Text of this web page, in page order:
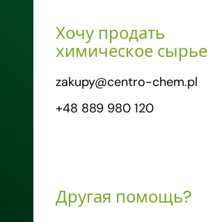
Хочу продать
химическое сырье
zakupy@centro-chem.pl
+48 889 980 120
Другая помощь?